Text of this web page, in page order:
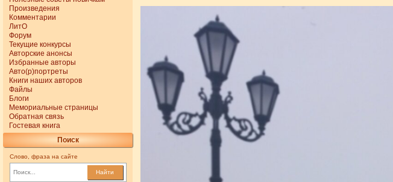
Произведения
Комментарии
ЛитО
Форум
Текущие конкурсы
Авторские анонсы
Избранные авторы
Авто(р)портреты
Книги наших авторов
Файлы
Блоги
Мемориальные страницы
Обратная связь
Гостевая книга
Поиск
Слово, фраза на сайте
Найти